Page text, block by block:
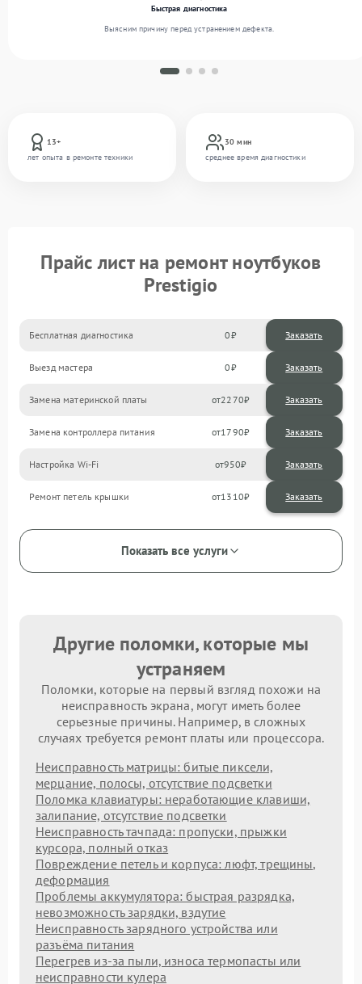
13+
лет опыта в ремонте техники
30 мин
среднее время диагностики
Быстрая диагностика
Выясним причину перед устранением дефекта.
Прайс лист на ремонт ноутбуков
Prestigio
Бесплатная диагностика 0 Заказать
Выезд мастера 0 Заказать
Замена материнской платы 2270
Замена контроллера питания 1790
Настройка Wi-Fi 950
Ремонт петель крышки 1310
Показать все услуги
Другие поломки, которые мы
устраняем
Поломки, которые на первый взгляд похожи на
неисправность экрана, могут иметь более
серьезные причины. Например, в сложных
случаях требуется ремонт платы или процессора.
Неисправность матрицы: битые пиксели,
мерцание, полосы, отсутствие подсветки
Поломка клавиатуры: неработающие клавиши,
залипание, отсутствие подсветки
Неисправность тачпада: пропуски, прыжки
курсора, полный отказ
Повреждение петель и корпуса: люфт, трещины,
деформация
Проблемы аккумулятора: быстрая разрядка,
невозможность зарядки, вздутие
Неисправность зарядного устройства или
разъёма питания
Перегрев из‑за пыли, износа термопасты или
неисправности кулера